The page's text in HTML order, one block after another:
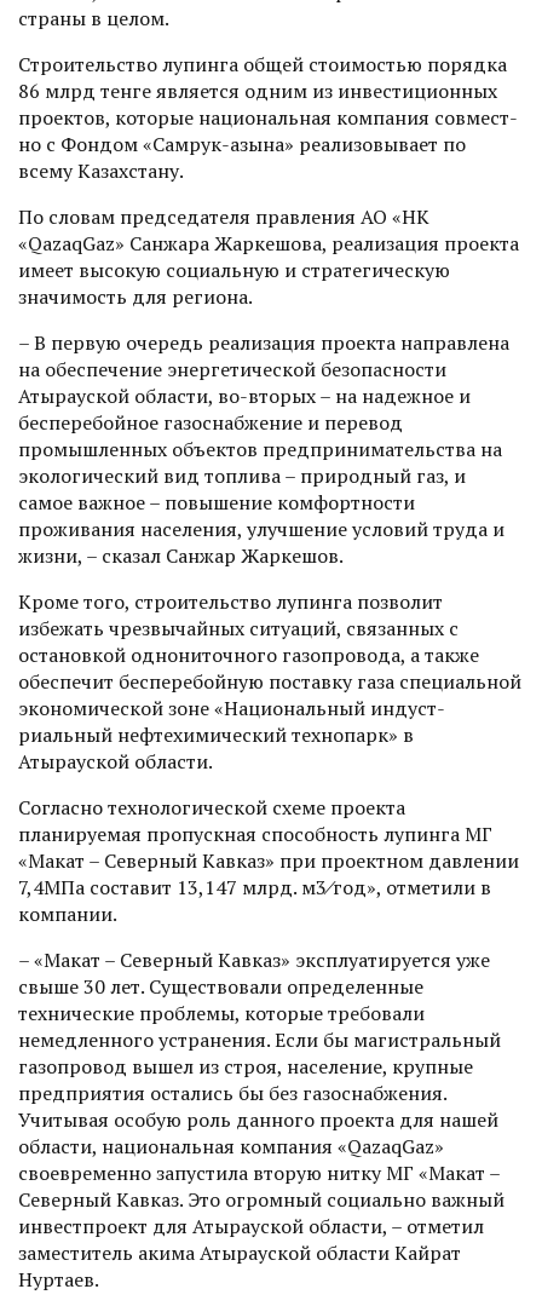
страны в целом.
Строительство лупинга общей стоимостью порядка
86 млрд тенге является одним из инвес­тиционных
проектов, которые национальная компания совмест­
но с Фондом «Самрук-Қазына» реализовывает по
всему Казахстану.
По словам председателя правления АО «НК
«QazaqGaz» Санжара Жаркешова, реализация проекта
имеет высокую социальную и стратегическую
значимость для региона.
– В первую очередь реализация проекта направлена
на обеспечение энергетической безопасности
Атырауской области, во-вторых – на надежное и
бесперебойное газоснабжение и перевод
промышленных объек­тов предпринимательства на
экологический вид топлива – природный газ, и
самое важное – повышение комфортности
проживания населения, улучшение условий труда и
жизни, – сказал Санжар Жаркешов.
Кроме того, строительство лупинга позволит
избежать чрезвычайных ситуаций, связанных с
остановкой однониточного газопровода, а также
обеспечит бесперебойную поставку газа специальной
экономической зоне «Национальный индуст­
риальный нефтехимический технопарк» в
Атырауской области.
Согласно технологической схеме проекта
планируемая пропускная способность лупинга МГ
«Макат – Северный Кавказ» при проектном давлении
7,4МПа составит 13,147 млрд. м3⁄год», отметили в
компании.
– «Макат – Северный Кавказ» эксплуатируется уже
свыше 30 лет. Существовали определенные
технические проблемы, которые требовали
немедленного устранения. Если бы магистральный
газопровод вышел из строя, население, крупные
предприятия остались бы без газоснабжения.
Учитывая особую роль данного проекта для нашей
области, национальная компания «QazaqGaz»
своевременно запустила вторую нитку МГ «Макат –
Северный Кавказ. Это огромный социально важный
инвестпроект для Атырауской области, – отметил
заместитель акима Атырауской области Кайрат
Нуртаев.